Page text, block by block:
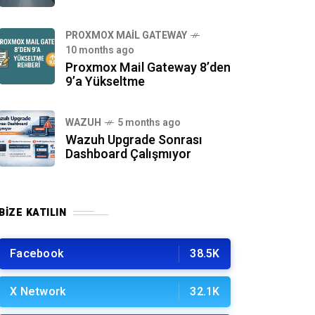
PROXMOX MAIL GATEWAY
10 months ago
Proxmox Mail Gateway 8’den
9’a Yükseltme
WAZUH 5 months ago
Wazuh Upgrade Sonrası
Dashboard Çalışmıyor
KATILIN
Facebook 38.5K
X Network 32.1K